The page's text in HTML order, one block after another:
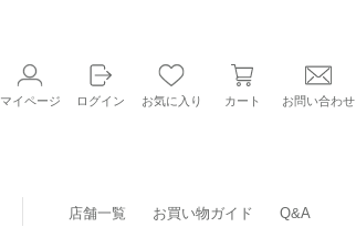
マイページ ログイン お気に入り カート お問い合わせ
店舗一覧 お買い物ガイド Q&A